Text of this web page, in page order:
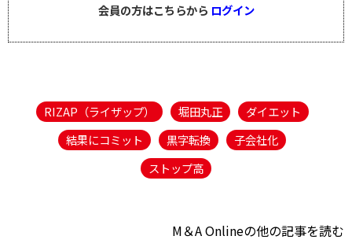
会員の方はこちらから ログイン
RIZAP（ライザップ） 堀田丸正
ダイエット
結果にコミット
黒字転換
子会社化
ストップ高
M＆A Onlineの他の記事を読む